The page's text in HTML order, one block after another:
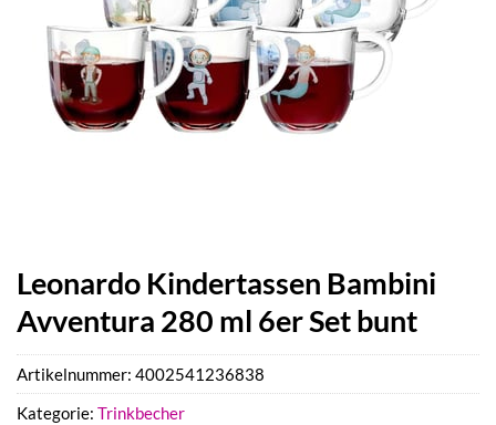
Leonardo Kindertassen Bambini
Avventura 280 ml 6er Set bunt
Artikelnummer: 4002541236838
Kategorie: Trinkbecher